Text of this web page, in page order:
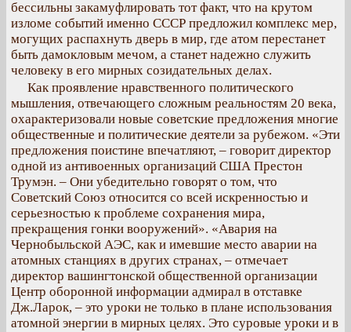
бессильны закамуфлировать тот факт, что на крутом
изломе событий именно СССР предложил комплекс мер,
могущих распахнуть дверь в мир, где атом перестанет
быть дамокловым мечом, а станет надежно служить
человеку в его мирных созидательных делах.
Как проявление нравственного политического
мышления, отвечающего сложным реальностям 20 века,
охарактеризовали новые советские предложения многие
общественные и политические деятели за рубежом. «Эти
предложения поистине впечатляют, – говорит директор
одной из антивоенных организаций США Престон
Трумэн. – Они убедительно говорят о том, что
Советский Союз относится со всей искренностью и
серьезностью к проблеме сохранения мира,
прекращения гонки вооружений». «Авария на
Чернобыльской АЭС, как и имевшие место аварии на
атомных станциях в других странах, – отмечает
директор вашингтонской общественной организации
Центр оборонной информации адмирал в отставке
Дж.Ларок, – это уроки не только в плане использования
атомной энергии в мирных целях. Это суровые уроки и в